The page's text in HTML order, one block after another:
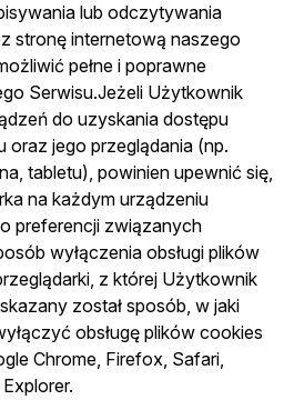
lub odczytywania
stronę internetową naszego
pełne i poprawne
Serwisu.Jeżeli Użytkownik
do uzyskania dostępu
oraz jego przeglądania (np.
tabletu), powinien upewnić się,
na każdym urządzeniu
preferencji związanych
wyłączenia obsługi plików
z której Użytkownik
został sposób, w jaki
obsługę plików cookies
Chrome, Firefox, Safari,